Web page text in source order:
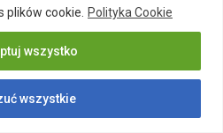
cookie. Polityka Cookie
wszystkie
wszystko
nie ponoszą odpowiedzialności ze
na stronie.